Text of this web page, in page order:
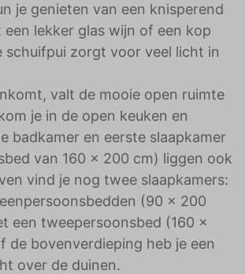
je genieten van een knisperend
een lekker glas wijn of een kop
schuifpui zorgt voor veel licht in
valt de mooie open ruimte
je in de open keuken en
badkamer en eerste slaapkamer
van 160 x 200 cm) liggen ook
vind je nog twee slaapkamers:
(90 x 200
een tweepersoonsbed (160 x
de bovenverdieping heb je een
over de duinen.